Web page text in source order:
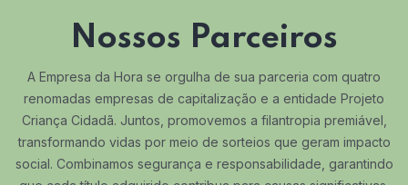
Nossos Parceiros
A Empresa da Hora se orgulha de sua parceria com quatro
renomadas empresas de capitalização e a entidade Projeto
Criança Cidadã. Juntos, promovemos a filantropia premiável,
transformando vidas por meio de sorteios que geram impacto
social. Combinamos segurança e responsabilidade, garantindo